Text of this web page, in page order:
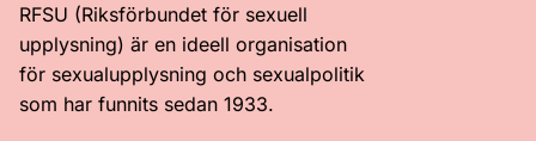
RFSU (Riksförbundet för sexuell
upplysning) är en ideell organisation
för sexualupplysning och sexualpolitik
som har funnits sedan 1933.